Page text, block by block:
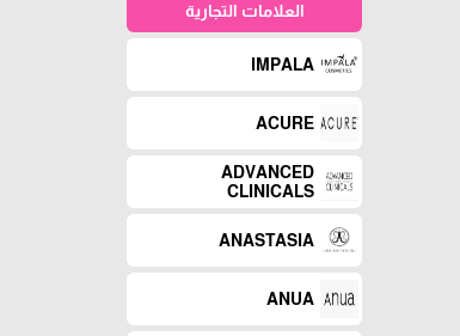
العلامات التجارية
IMPALA
ACURE
ADVANCED
CLINICALS
ANASTASIA
ANUA